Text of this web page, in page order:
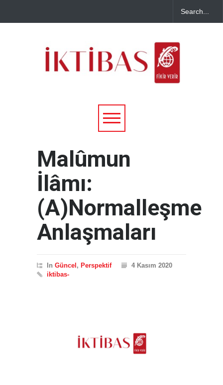
Malûmun
İlâmı:
(A)Normalleşme
Anlaşmaları
In Güncel, Perspektif
4 Kasım 2020
iktibas-